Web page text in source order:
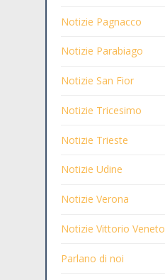
Notizie Pagnacco
Notizie Parabiago
Notizie San Fior
Notizie Tricesimo
Notizie Trieste
Notizie Udine
Notizie Verona
Notizie Vittorio Veneto
Parlano di noi